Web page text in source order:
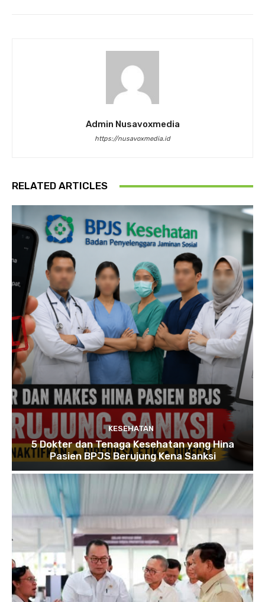
Admin Nusavoxmedia
https://nusavoxmedia.id
RELATED ARTICLES
KESEHATAN
5 Dokter dan Tenaga Kesehatan yang Hina
Pasien BPJS Berujung Kena Sanksi